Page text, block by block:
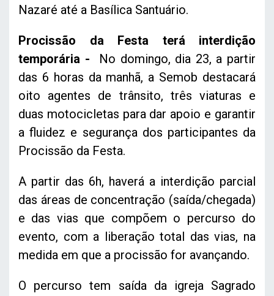
Nazaré até a Basílica Santuário.
Procissão da Festa terá interdição
temporária - No domingo, dia 23, a partir
das 6 horas da manhã, a Semob destacará
oito agentes de trânsito, três viaturas e
duas motocicletas para dar apoio e garantir
a fluidez e segurança dos participantes da
Procissão da Festa.
A partir das 6h, haverá a interdição parcial
das áreas de concentração (saída/chegada)
e das vias que compõem o percurso do
evento, com a liberação total das vias, na
medida em que a procissão for avançando.
O percurso tem saída da igreja Sagrado